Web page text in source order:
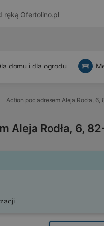
ręką Ofertolino.pl
domu i dla ogrodu
Action pod adresem Aleja Rodła,
Aleja Rodła, 6,